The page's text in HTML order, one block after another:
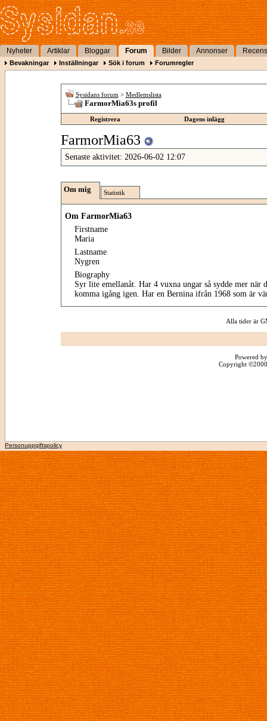
Nyheter Artiklar Bloggar Forum Bilder Annonser
Bevakningar Inställningar Sök i forum Forumregler
Sysidans forum > Medlemslista
FarmorMia63s profil
Registrera Dagens inlägg
FarmorMia63
Senaste aktivitet: 2026-06-02 12:07
Om mig Statistik
Om FarmorMia63
Firstname
Maria
Lastname
Nygren
Biography
Syr lite emellanåt. Har 4 vuxna ungar så sydde mer när
komma igång igen. Har en Bernina ifrån 1968 som är
Alla tider är
Powered
Copyright
Personuppgiftspolicy